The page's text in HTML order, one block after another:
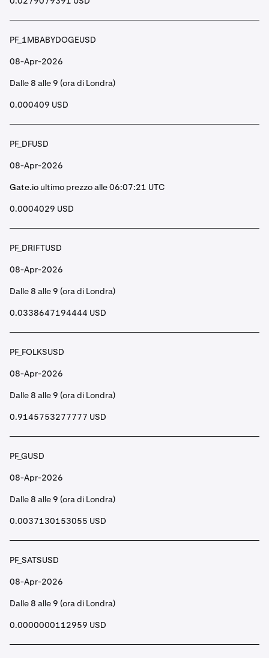
PF_1MBABYDOGEUSD
08-Apr-2026
Dalle 8 alle 9 (ora di Londra)
0.000409 USD
PF_DFUSD
08-Apr-2026
Gate.io ultimo prezzo alle 06:07:21 UTC
0.0004029 USD
PF_DRIFTUSD
08-Apr-2026
Dalle 8 alle 9 (ora di Londra)
0.0338647194444 USD
PF_FOLKSUSD
08-Apr-2026
Dalle 8 alle 9 (ora di Londra)
0.9145753277777 USD
PF_GUSD
08-Apr-2026
Dalle 8 alle 9 (ora di Londra)
0.0037130153055 USD
PF_SATSUSD
08-Apr-2026
Dalle 8 alle 9 (ora di Londra)
0.0000000112959 USD